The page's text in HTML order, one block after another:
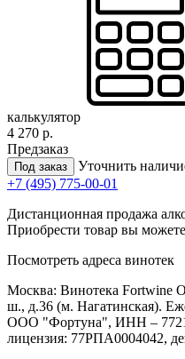
калькулятор
4 270 р.
Предзаказ
Под заказ
Уточнить
+7 (495) 775-00-01
Дистанционная продажа
Приобрести товар вы
Посмотреть адреса винотек
Москва: Винотека Fortwine
ш., д.36 (м. Нагатинская).
ООО "Фортуна", ИНН –
лицензия: 77РПА0004042,